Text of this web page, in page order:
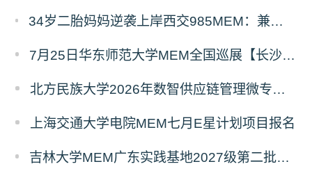
34岁二胎妈妈逆袭上岸西交985MEM：兼顾工作带娃，零基础5个月逆风翻盘
7月25日华东师范大学MEM全国巡展【长沙站】开启，欢迎报考！
北方民族大学2026年数智供应链管理微专业招生简章
上海交通大学电院MEM七月E星计划项目报名
吉林大学MEM广东实践基地2027级第二批次预审面试启动